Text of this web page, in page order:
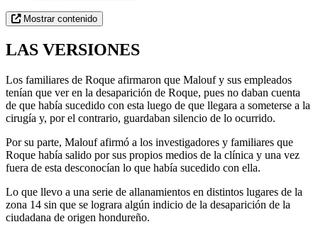
Mostrar contenido
LAS VERSIONES
Los familiares de Roque afirmaron que Malouf y sus empleados
tenían que ver en la desaparición de Roque, pues no daban cuenta
de que había sucedido con esta luego de que llegara a someterse a la
cirugía y, por el contrario, guardaban silencio de lo ocurrido.
Por su parte, Malouf afirmó a los investigadores y familiares que
Roque había salido por sus propios medios de la clínica y una vez
fuera de esta desconocían lo que había sucedido con ella.
Lo que llevo a una serie de allanamientos en distintos lugares de la
zona 14 sin que se lograra algún indicio de la desaparición de la
ciudadana de origen hondureño.